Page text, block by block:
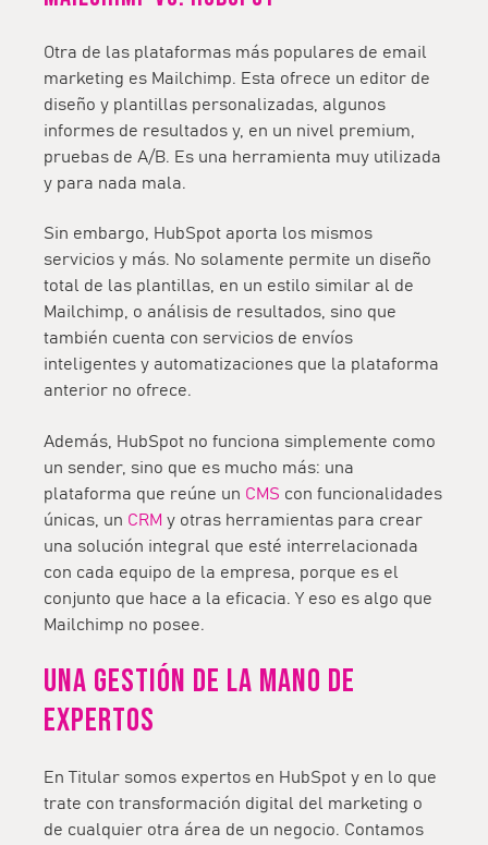
Otra de las plataformas más populares de email
marketing es Mailchimp. Esta ofrece un editor de
diseño y plantillas personalizadas, algunos
informes de resultados y, en un nivel premium,
pruebas de A/B. Es una herramienta muy utilizada
y para nada mala.
Sin embargo, HubSpot aporta los mismos
servicios y más. No solamente permite un diseño
total de las plantillas, en un estilo similar al de
Mailchimp, o análisis de resultados, sino que
también cuenta con servicios de envíos
inteligentes y automatizaciones que la plataforma
anterior no ofrece.
Además, HubSpot no funciona simplemente como
un sender, sino que es mucho más: una
plataforma que reúne un CMS con funcionalidades
únicas, un CRM y otras herramientas para crear
una solución integral que esté interrelacionada
con cada equipo de la empresa, porque es el
conjunto que hace a la eficacia. Y eso es algo que
Mailchimp no posee.
Una gestión de la mano de
expertos
En Titular somos expertos en HubSpot y en lo que
trate con transformación digital del marketing o
de cualquier otra área de un negocio. Contamos